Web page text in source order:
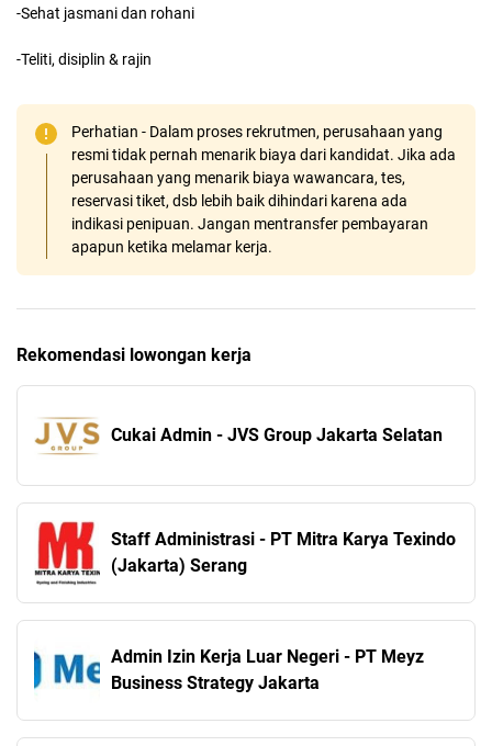
-Sehat jasmani dan rohani
-Teliti, disiplin & rajin
Perhatian - Dalam proses rekrutmen, perusahaan yang
resmi tidak pernah menarik biaya dari kandidat. Jika ada
perusahaan yang menarik biaya wawancara, tes,
reservasi tiket, dsb lebih baik dihindari karena ada
indikasi penipuan. Jangan mentransfer pembayaran
apapun ketika melamar kerja.
Rekomendasi lowongan kerja
Cukai Admin - JVS Group Jakarta Selatan
Staff Administrasi - PT Mitra Karya Texindo
(Jakarta) Serang
Admin Izin Kerja Luar Negeri - PT Meyz
Business Strategy Jakarta